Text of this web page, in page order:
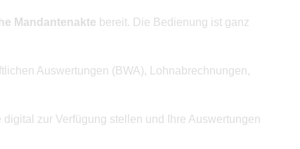
Mandantenakte bereit. Die Bedienung ist ganz
Auswertungen (BWA), Lohnabrechnungen,
zur Verfügung stellen und Ihre Auswertungen